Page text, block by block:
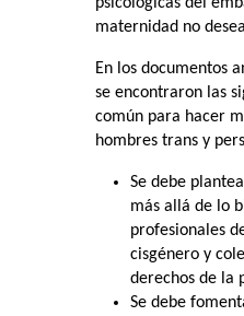
maternidad no
En los documentos
se encontraron las
común para hacer
hombres trans y
Se debe
más allá de lo
profesionales
cisgénero y
derechos de la
Se debe